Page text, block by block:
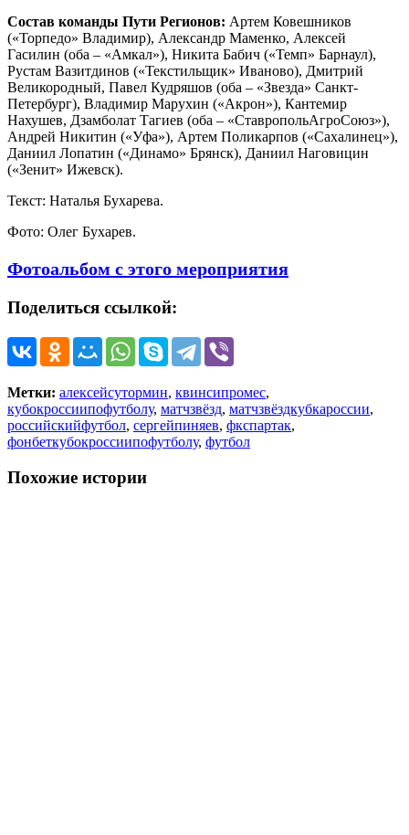
Состав команды Пути Регионов: Артем Ковешников
(«Торпедо» Владимир), Александр Маменко, Алексей
Гасилин (оба – «Амкал»), Никита Бабич («Темп» Барнаул),
Рустам Вазитдинов («Текстильщик» Иваново), Дмитрий
Великородный, Павел Кудряшов (оба – «Звезда» Санкт-
Петербург), Владимир Марухин («Акрон»), Кантемир
Нахушев, Дзамболат Тагиев (оба – «СтавропольАгроСоюз»),
Андрей Никитин («Уфа»), Артем Поликарпов («Сахалинец»),
Даниил Лопатин («Динамо» Брянск), Даниил Наговицин
(«Зенит» Ижевск).
Текст: Наталья Бухарева.
Фото: Олег Бухарев.
Фотоальбом с этого мероприятия
Поделиться ссылкой:
Метки: алексейсутормин, квинсипромес,
кубокроссиипофутболу, матчзвёзд, матчзвёздкубкароссии,
российскийфутбол, сергейпиняев, фкспартак,
фонбеткубокроссиипофутболу, футбол
Похожие истории